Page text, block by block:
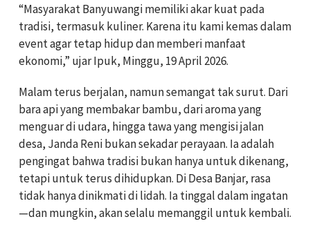
“Masyarakat Banyuwangi memiliki akar kuat pada
tradisi, termasuk kuliner. Karena itu kami kemas dalam
event agar tetap hidup dan memberi manfaat
ekonomi,” ujar Ipuk, Minggu, 19 April 2026.
Malam terus berjalan, namun semangat tak surut. Dari
bara api yang membakar bambu, dari aroma yang
menguar di udara, hingga tawa yang mengisi jalan
desa, Janda Reni bukan sekadar perayaan. Ia adalah
pengingat bahwa tradisi bukan hanya untuk dikenang,
tetapi untuk terus dihidupkan. Di Desa Banjar, rasa
tidak hanya dinikmati di lidah. Ia tinggal dalam ingatan
—dan mungkin, akan selalu memanggil untuk kembali.